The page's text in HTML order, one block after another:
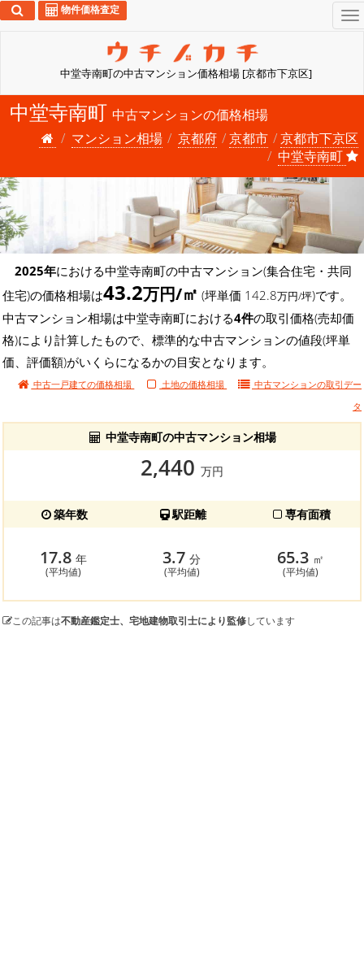
中堂寺南町の中古マンション価格相場 [京都市下京区]
物件価格査定
中堂寺南町 中古マンションの価格相場
マンション相場
京都府 京都市
京都市下京区
中堂寺南町
2025年における中堂寺南町の中古マンション(集合住宅・共同
住宅)の価格相場は43.2万円/㎡ (坪単価 142.8万円/坪)です。
中古マンション相場は中堂寺南町における4件の取引価格(売却価
格)により計算したもので、標準的な中古マンションの値段(坪単
価、評価額)がいくらになるかの目安となります。
中古一戸建ての価格相場 土地の価格相場 中古マンションの取引デー
タ
中堂寺南町の中古マンション相場
2,440 万円
築年数 駅距離 専有面積
17.8 年
(平均値)
3.7分
(平均値)
65.3 ㎡
(平均値)
この記事は不動産鑑定士、宅地建物取引士により監修しています